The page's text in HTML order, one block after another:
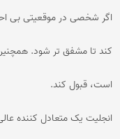
اگر شخصی در موقعیتی
کند تا مشفق تر شود.
است، قبول کند.
انجلیت یک متعادل کننده